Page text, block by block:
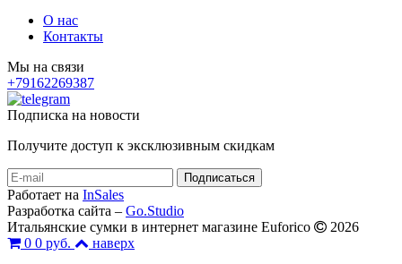
О нас
Контакты
Мы на связи
+79162269387
Подписка на новости
Получите доступ к эксклюзивным скидкам
Работает на InSales
Разработка сайта – Go.Studio
Итальянские сумки в интернет магазине Euforico
2026
0 0 руб.
наверх